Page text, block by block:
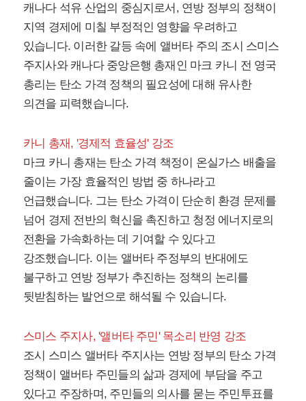
캐나다 석유 산업의 중심지로서, 연방 정부의 정책이
지역 경제에 미칠 부정적인 영향을 우려하고
있습니다. 이러한 갈등 속에 앨버타 주의 조시 스미스
주지사와 캐나다 중앙은행 총재인 마크 카니 전 영국
총리는 탄소 가격 정책의 필요성에 대해 유사한
의견을 피력했습니다.
카니 총재, '경제적 효율성' 강조
마크 카니 총재는 탄소 가격 책정이 온실가스 배출을
줄이는 가장 효율적인 방법 중 하나라고
언급했습니다. 그는 탄소 가격이 단순히 환경 문제를
넘어 경제 전반의 혁신을 촉진하고 청정 에너지로의
전환을 가속화하는 데 기여할 수 있다고
강조했습니다. 이는 앨버타 주정부의 반대에도
불구하고 연방 정부가 추진하는 정책의 논리를
뒷받침하는 발언으로 해석될 수 있습니다.
스미스 주지사, '앨버타 주민' 목소리 반영 강조
조시 스미스 앨버타 주지사는 연방 정부의 탄소 가격
정책이 앨버타 주민들의 삶과 경제에 부담을 주고
있다고 주장하며, 주민들의 의사를 묻는 주민투표를